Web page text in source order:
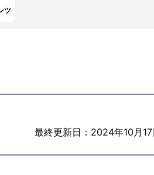
ツ
最終更新日：2024年10月17